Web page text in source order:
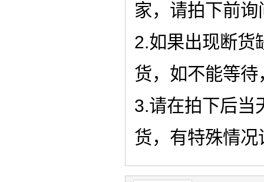
家，请拍下前
2.如果出现断货
货，如不能等
3.请在拍下后当
货，有特殊情